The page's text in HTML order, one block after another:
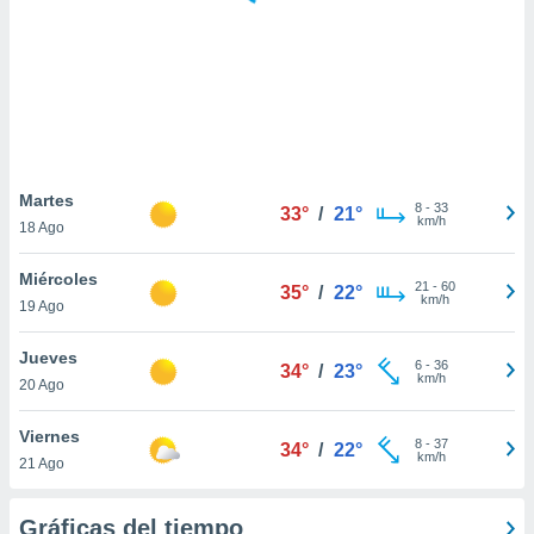
similares
como
sitio
de
traten tus
en
interés
su
Martes
18 Ago
33° / 21° 8- 33
km/h
Miércoles
19 Ago
35° / 22° 21 - 60
km/h
Jueves
20 Ago
34° / 23° 6- 36
km/h
Viernes
21 Ago
34° / 22° 8- 37
km/h
Gráficas del tiempo